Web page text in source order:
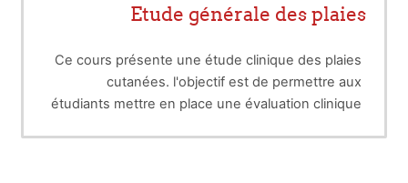
Etude générale des plaies
Ce cours présente une étude clinique des plaies
cutanées. l'objectif est de permettre aux
étudiants mettre en place une évaluation clinique